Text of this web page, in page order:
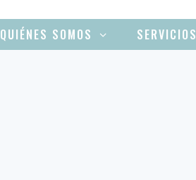
QUIÉNES SOMOS SERVICIOS